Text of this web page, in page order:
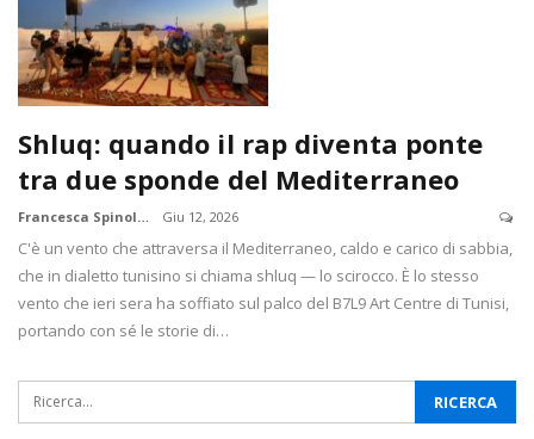
Shluq: quando il rap diventa ponte
tra due sponde del Mediterraneo
Francesca Spinola Giu 12, 2026
C'è un vento che attraversa il Mediterraneo, caldo e carico di sabbia,
che in dialetto tunisino si chiama shluq — lo scirocco. È lo stesso
vento che ieri sera ha soffiato sul palco del B7L9 Art Centre di Tunisi,
portando con sé le storie di…